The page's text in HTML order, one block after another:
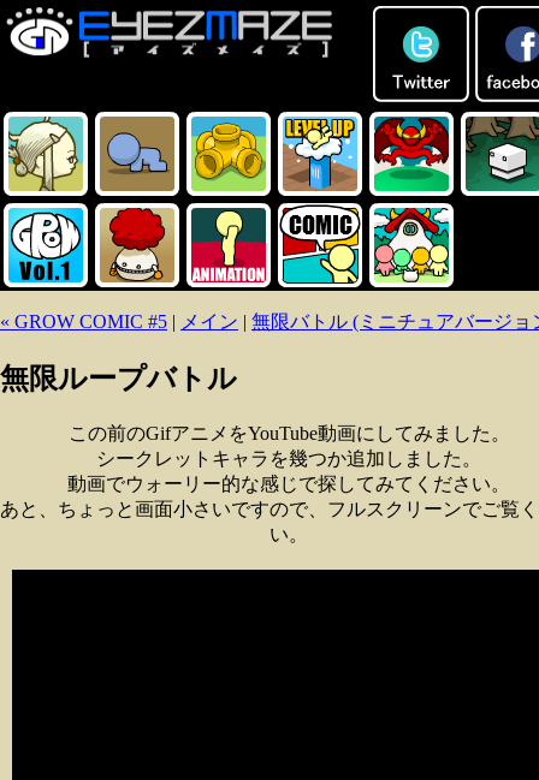
« GROW COMIC #5 | メイン | 無限バトル (ミニチュアバージョ
無限ループバトル
この前のGifアニメをYouTube動画にしてみました。
シークレットキャラを幾つか追加しました。
動画でウォーリー的な感じで探してみてください。
あと、ちょっと画面小さいですので、フルスクリーンでご覧
い。